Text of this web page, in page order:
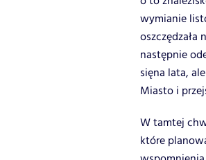
wymianie
następnie
sięna lata,
Miasto i
W tamtej
które